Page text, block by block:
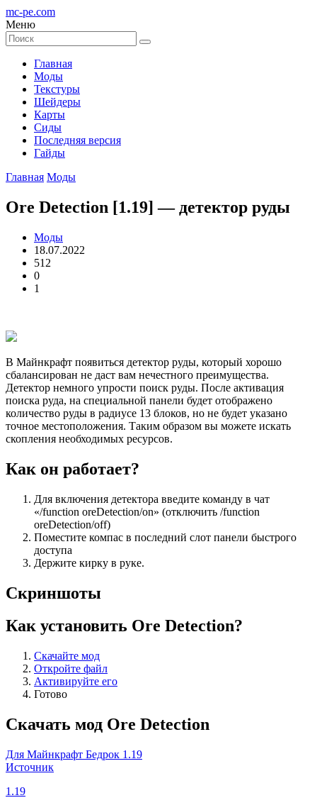
mc-pe.com
Меню
Главная
Моды
Текстуры
Шейдеры
Карты
Сиды
Последняя версия
Гайды
Главная Моды
Ore Detection [1.19] — детектор руды
Моды
18.07.2022
512
0
1
В Майнкрафт появиться детектор руды, который хорошо
сбалансирован не даст вам нечестного преимущества.
Детектор немного упрости поиск руды. После активация
поиска руда, на специальной панели будет отображено
количество руды в радиусе 13 блоков, но не будет указано
точное местоположения. Таким образом вы можете искать
скопления необходимых ресурсов.
Как он работает?
Для включения детектора введите команду в чат
«/function oreDetection/on» (отключить /function
oreDetection/off)
Поместите компас в последний слот панели быстрого
доступа
Держите кирку в руке.
Скриншоты
Как установить Ore Detection?
Скачайте мод
Откройте файл
Активируйте его
Готово
Скачать мод Ore Detection
Для Майнкрафт Бедрок 1.19
Источник
1.19